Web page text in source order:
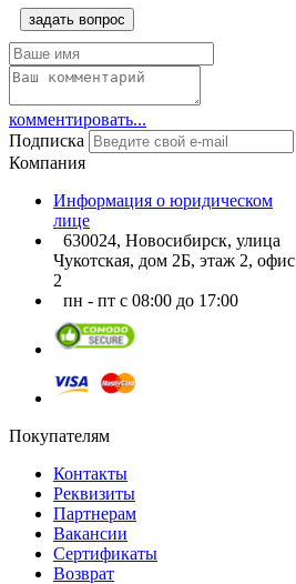
задать вопрос
комментировать...
Подписка
Компания
Информация о юридическом
лице
630024, Новосибирск, улица
Чукотская, дом 2Б, этаж 2, офис
2
пн - пт с 08:00 до 17:00
Покупателям
Контакты
Реквизиты
Партнерам
Вакансии
Сертификаты
Возврат